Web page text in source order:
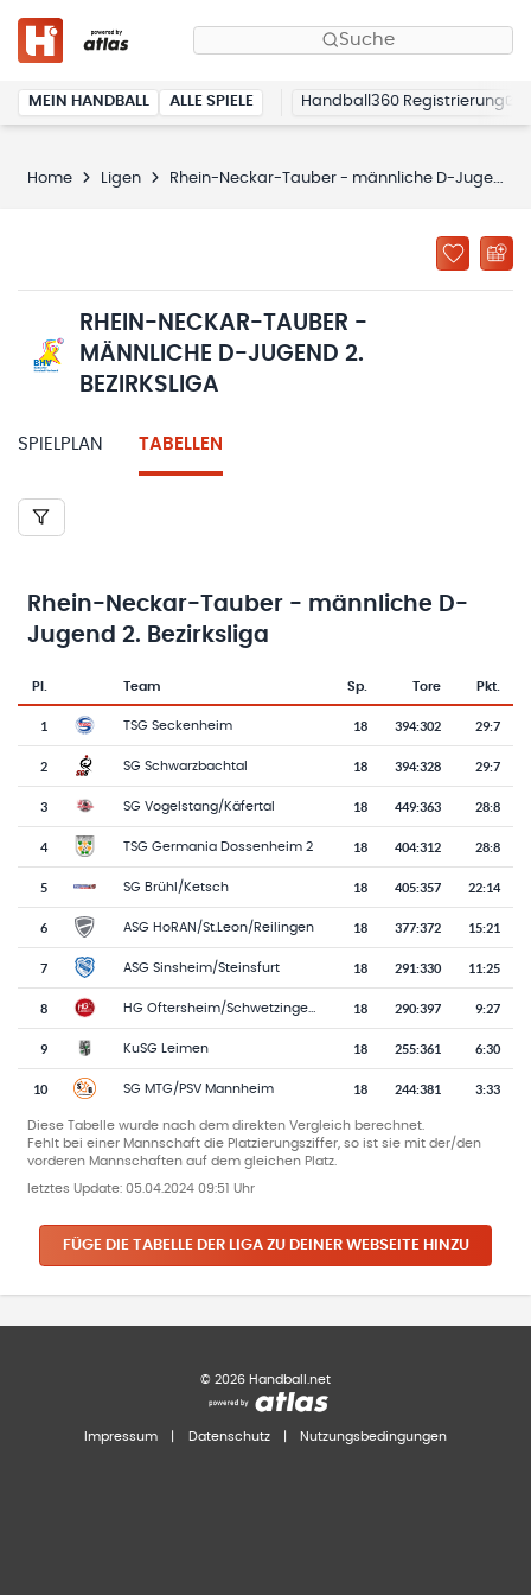
Suche
MEIN HANDBALL ALLE SPIELE Handball360 Registrierung
Home Ligen Rhein-Neckar-Tauber - männliche D-Jugend 2. Bezirksliga
RHEIN-NECKAR-TAUBER -
MÄNNLICHE D-JUGEND 2.
BEZIRKSLIGA
SPIELPLAN TABELLEN
Rhein-Neckar-Tauber - männliche D-
Jugend 2. Bezirksliga
Tabelle mit Vereinsplatzierungen, Spielen, Toren und Punkten
Pl.
Team-Logo
Team Sp. Tore Pkt.
1 TSG Seckenheim 18 394:302 29:7
2 SG Schwarzbachtal 18 394:328 29:7
3 SG Vogelstang/Käfertal 18 449:363 28:8
4 TSG Germania Dossenheim 2 18 404:312 28:8
5 SG Brühl/Ketsch 18 405:357 22:14
6 ASG HoRAN/St.Leon/Reilingen 18 377:372 15:21
7 ASG Sinsheim/Steinsfurt 18 291:330 11:25
8 18 290:397 9:27
9 KuSG Leimen 18 255:361 6:30
10 SG MTG/PSV Mannheim 18 244:381 3:33
Diese Tabelle wurde nach dem direkten Vergleich berechnet.
Fehlt bei einer Mannschaft die Platzierungsziffer, so ist sie mit der/den
vorderen Mannschaften auf dem gleichen Platz.
letztes Update: 05.04.2024 09:51 Uhr
FÜGE DIE TABELLE DER LIGA ZU DEINER WEBSEITE HINZU
© 2026 Handball.net
Impressum Datenschutz Nutzungsbedingungen